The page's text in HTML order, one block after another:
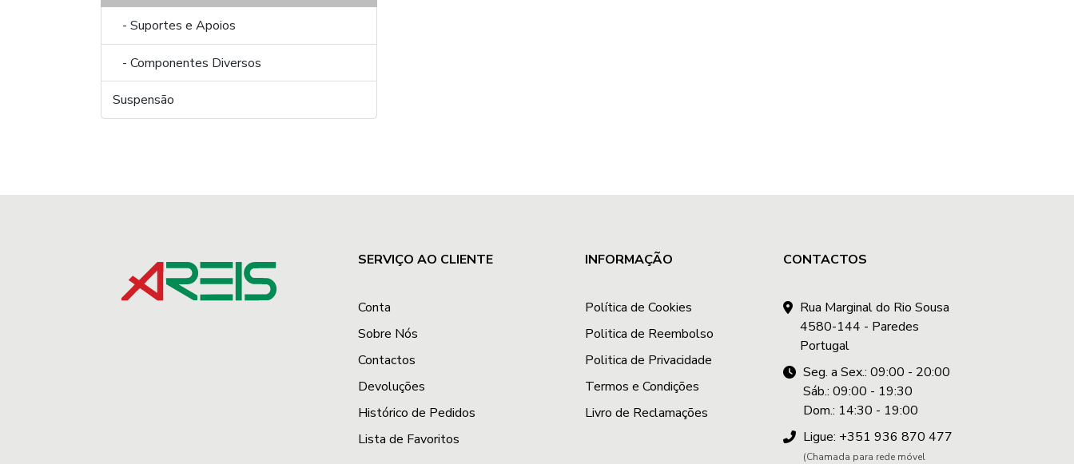
- Suportes e Apoios
- Componentes Diversos
Suspensão
INFORMAÇÃO
Política de Cookies
Politica de Reembolso
Politica de Privacidade
Termos e Condições
Livro de Reclamações
SERVIÇO AO CLIENTE
Conta
Sobre Nós
Contactos
Devoluções
Histórico de Pedidos
Lista de Favoritos
CONTACTOS
Rua Marginal do Rio Sousa
4580-144 - Paredes
Portugal
Seg. a Sex.: 09:00 - 20:00
Sáb.: 09:00 - 19:30
Dom.: 14:30 - 19:00
Ligue: +351 936 870 477
(Chamada para rede móvel